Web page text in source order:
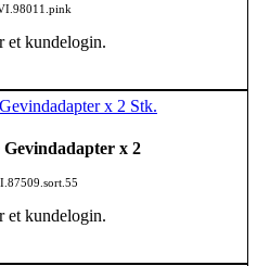
kundelogin.
x 2
kundelogin.